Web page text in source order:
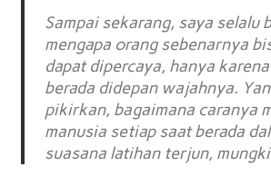
Sampai sekarang, saya selalu
mengapa orang sebenarnya
dapat dipercaya, hanya
berada didepan wajahnya.
pikirkan, bagaimana caranya
manusia setiap saat berada
suasana latihan terjun,